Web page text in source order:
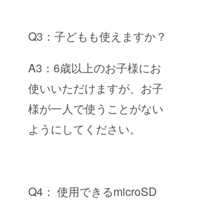
Q3：子どもも使えますか？
A3：6歳以上のお子様にお
使いいただけますが、お子
様が一人で使うことがない
ようにしてください。
Q4： 使用できるmicroSD